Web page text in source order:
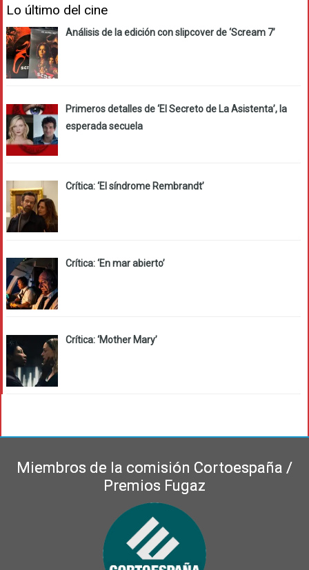
Lo último del cine
Análisis de la edición con slipcover de ‘Scream 7’
Primeros detalles de ‘El Secreto de La Asistenta’, la
esperada secuela
Crítica: ‘El síndrome Rembrandt’
Crítica: ‘En mar abierto’
Crítica: ‘Mother Mary’
Miembros de la comisión Cortoespaña /
Premios Fugaz